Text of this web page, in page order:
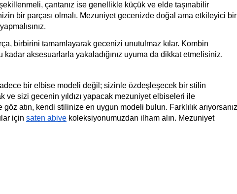
çantanız ise genellikle küçük ve elde taşınabilir
bir parçası olmalı. Mezuniyet gecenizde doğal ama etkileyici bir
birbirini tamamlayarak gecenizi unutulmaz kılar. Kombin
aksesuarlarla yakaladığınız uyuma da dikkat etmelisiniz.
bir elbise modeli değil; sizinle özdeşleşecek bir stilin
ve sizi gecenin yıldızı yapacak mezuniyet elbiseleri ile
için saten abiye koleksiyonumuzdan ilham alın. Mezuniyet